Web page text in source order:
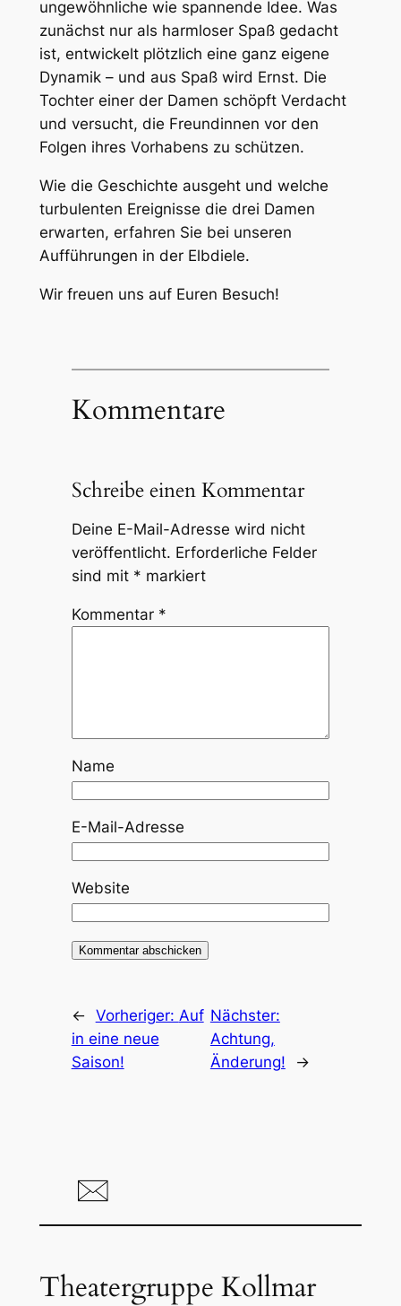
ungewöhnliche wie spannende Idee. Was
zunächst nur als harmloser Spaß gedacht
ist, entwickelt plötzlich eine ganz eigene
Dynamik – und aus Spaß wird Ernst. Die
Tochter einer der Damen schöpft Verdacht
und versucht, die Freundinnen vor den
Folgen ihres Vorhabens zu schützen.
Wie die Geschichte ausgeht und welche
turbulenten Ereignisse die drei Damen
erwarten, erfahren Sie bei unseren
Aufführungen in der Elbdiele.
Wir freuen uns auf Euren Besuch!
Kommentare
Schreibe einen Kommentar
Deine E-Mail-Adresse wird nicht
veröffentlicht. Erforderliche Felder
sind mit * markiert
Kommentar *
Name
E-Mail-Adresse
Website
← Vorheriger: Auf
in eine neue
Saison!
Nächster:
Achtung,
Änderung!
→
Theatergruppe Kollmar